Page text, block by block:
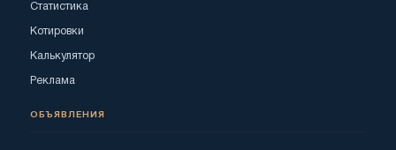
Статистика
Котировки
Калькулятор
Реклама
ОБЪЯВЛЕНИЯ